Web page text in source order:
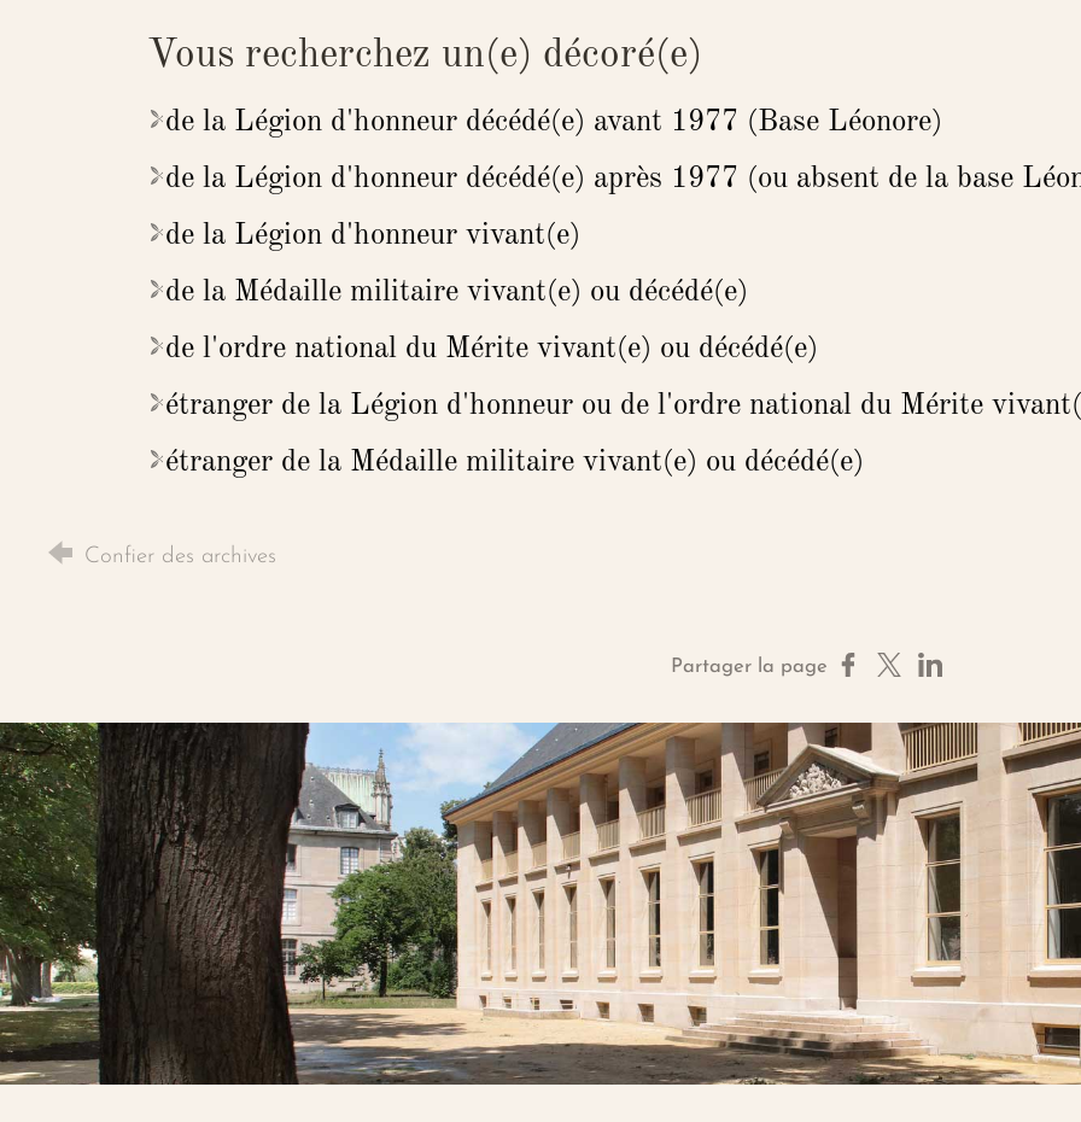
Vous recherchez un(e) décoré(e)
de la Légion d'honneur décédé(e) avant 1977 (Base Léonore)
de la Légion d'honneur décédé(e) après 1977 (ou absent de la base
de la Légion d'honneur vivant(e)
de la Médaille militaire vivant(e) ou décédé(e)
de l'ordre national du Mérite vivant(e) ou décédé(e)
étranger de la Légion d'honneur ou de l'ordre national du Mérite
étranger de la Médaille militaire vivant(e) ou décédé(e)
Confier des archives
Partager la page Partager sur Facebook
Partager sur X
Partager sur